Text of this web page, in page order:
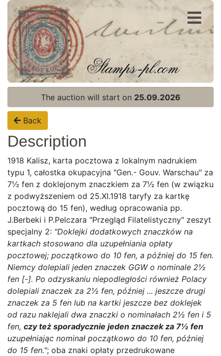
Register
Login
Home page
Current auction
Recent result
Archive
The auction will start on 25.09.2026
Back
Description
1918 Kalisz, karta pocztowa z lokalnym nadrukiem
typu 1, całostka okupacyjna "Gen.- Gouv. Warschau" za
7½ fen z doklejonym znaczkiem za 7½ fen (w związku
z podwyższeniem od 25.XI.1918 taryfy za kartkę
pocztową do 15 fen), według opracowania pp.
J.Berbeki i P.Pelczara "Przegląd Filatelistyczny" zeszyt
specjalny 2: "Doklejki dodatkowych znaczków na
kartkach stosowano dla uzupełniania opłaty
pocztowej; początkowo do 10 fen, a później do 15 fen.
Niemcy dolepiali jeden znaczek GGW o nominale 2½
fen [-]. Po odzyskaniu niepodległości również Polacy
dolepiali znaczek za 2½ fen, później ... jeszcze drugi
znaczek za 5 fen lub na kartki jeszcze bez doklejek
od razu naklejali dwa znaczki o nominałach 2½ fen i 5
fen, czy też sporadycznie jeden znaczek za 7½ fen
uzupełniając nominał początkowo do 10 fen, później
do 15 fen."; oba znaki opłaty przedrukowane